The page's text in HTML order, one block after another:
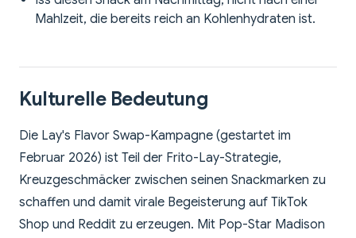
Mahlzeit, die bereits reich an Kohlenhydraten ist.
Kulturelle Bedeutung
Die Lay's Flavor Swap-Kampagne (gestartet im
Februar 2026) ist Teil der Frito-Lay-Strategie,
Kreuzgeschmäcker zwischen seinen Snackmarken zu
schaffen und damit virale Begeisterung auf TikTok
Shop und Reddit zu erzeugen. Mit Pop-Star Madison